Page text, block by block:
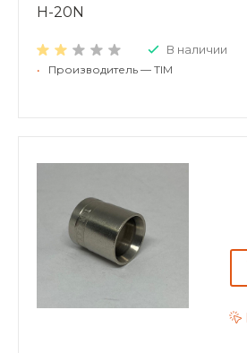
H-20N
В наличии
• Производитель — TIM